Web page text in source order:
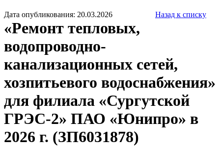
Дата опубликования: 20.03.2026 Назад к списку
«Ремонт тепловых,
водопроводно-
канализационных сетей,
хозпитьевого водоснабжения»
для филиала «Сургутской
ГРЭС-2» ПАО «Юнипро» в
2026 г. (ЗП6031878)